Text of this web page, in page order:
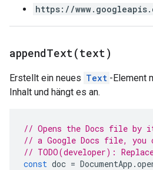
https://
appendText(text)
Erstellt ein neues Text -Element
Inhalt und hängt es an.
// Opens the Docs file by
// a Google Docs file, you
// TODO(developer):
const doc = DocumentApp .